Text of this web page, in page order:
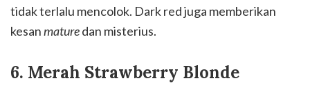
tidak terlalu mencolok. Dark red juga memberikan
kesanmaturedan misterius.
6. Merah Strawberry Blonde